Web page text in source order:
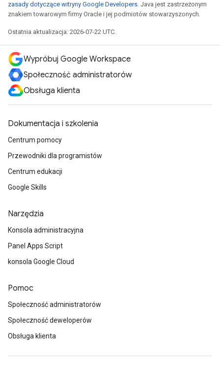
zasady dotyczące witryny Google Developers. Java jest zastrzeżonym
znakiem towarowym firmy Oracle i jej podmiotów stowarzyszonych.
Ostatnia aktualizacja: 2026-07-22 UTC.
Wypróbuj Google Workspace
Społeczność administratorów
Obsługa klienta
Dokumentacja i szkolenia
Centrum pomocy
Przewodniki dla programistów
Centrum edukacji
Google Skills
Narzędzia
Konsola administracyjna
Panel Apps Script
konsola Google Cloud
Pomoc
Społeczność administratorów
Społeczność deweloperów
Obsługa klienta